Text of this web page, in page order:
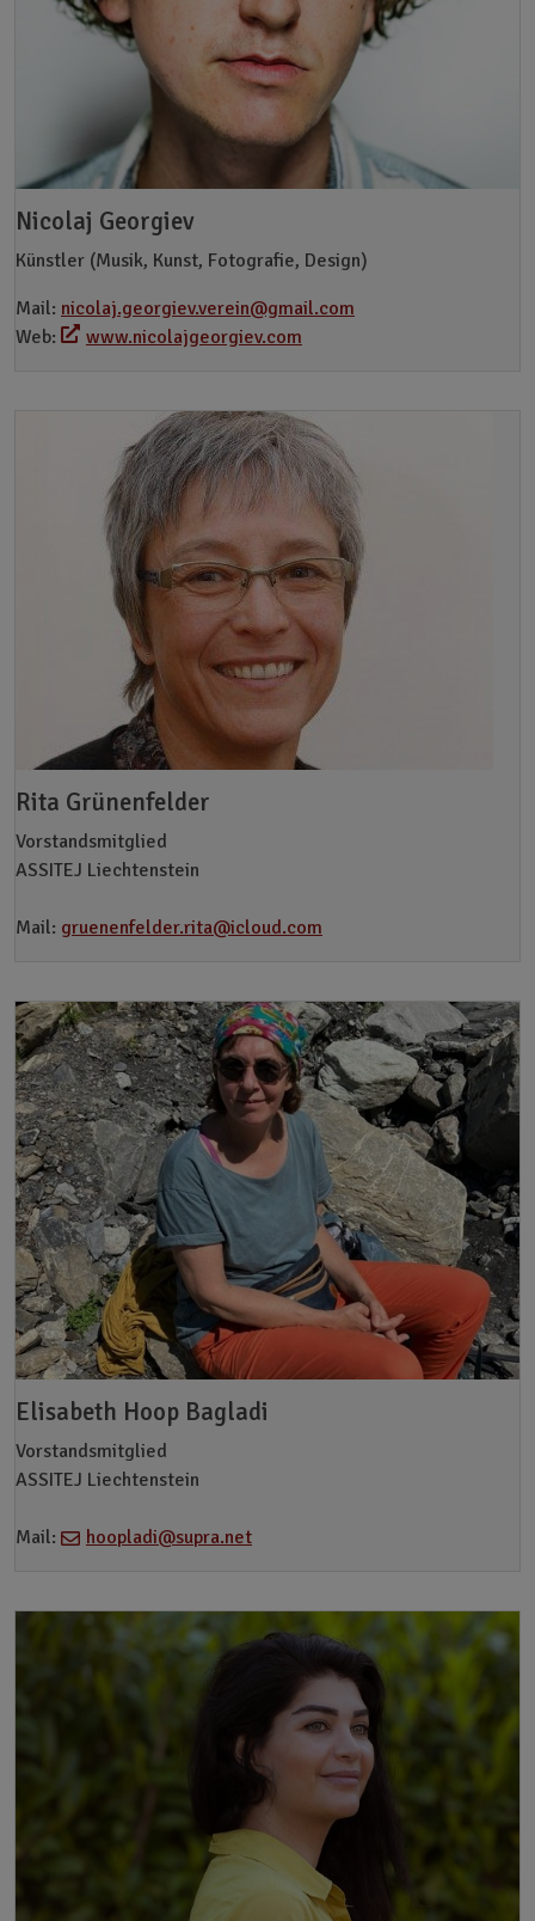
Nicolaj Georgiev
Künstler (Musik, Kunst, Fotografie, Design)
Mail: nicolaj.georgiev.verein@gmail.com
Web:
www.nicolajgeorgiev.com
Rita Grünenfelder
Vorstandsmitglied
ASSITEJ Liechtenstein
Mail: gruenenfelder.rita@icloud.com
Elisabeth Hoop Bagladi
Vorstandsmitglied
ASSITEJ Liechtenstein
Mail: hoopladi@supra.net